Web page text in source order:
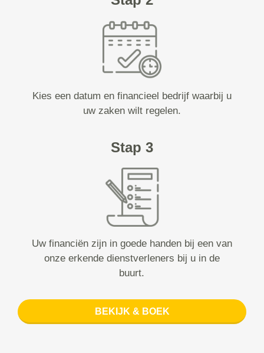
Kies een datum en financieel bedrijf waarbij u
uw zaken wilt regelen.
Stap 3
Uw financiën zijn in goede handen bij een van
onze erkende dienstverleners bij u in de
buurt.
BEKIJK & BOEK